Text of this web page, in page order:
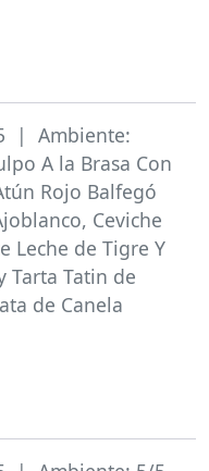
| Ambiente:
A la Brasa Con
Rojo Balfegó
Ceviche
Leche de Tigre Y
Tarta Tatin de
de Canela